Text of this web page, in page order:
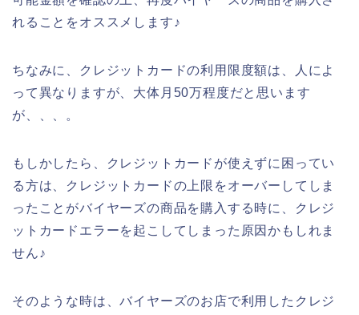
れることをオススメします♪
ちなみに、クレジットカードの利用限度額は、人によ
って異なりますが、大体月50万程度だと思います
が、、、。
もしかしたら、クレジットカードが使えずに困ってい
る方は、クレジットカードの上限をオーバーしてしま
ったことがバイヤーズの商品を購入する時に、クレジ
ットカードエラーを起こしてしまった原因かもしれま
せん♪
そのような時は、バイヤーズのお店で利用したクレジ